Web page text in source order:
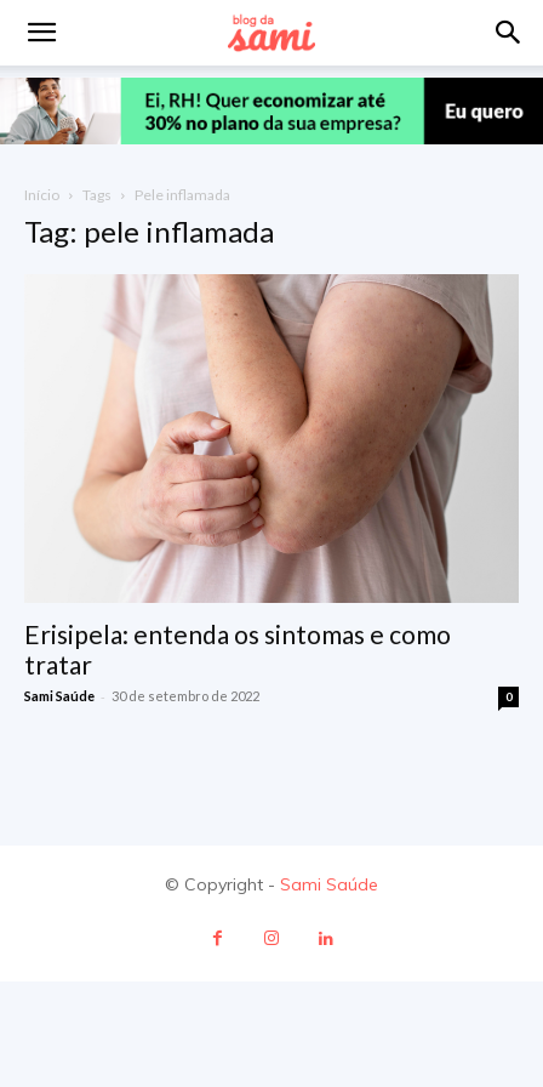
Início Tags Pele inflamada
Tag: pele inflamada
Erisipela: entenda os sintomas e como
tratar
Sami Saúde - 30 de setembro de 2022 0
© Copyright - Sami Saúde